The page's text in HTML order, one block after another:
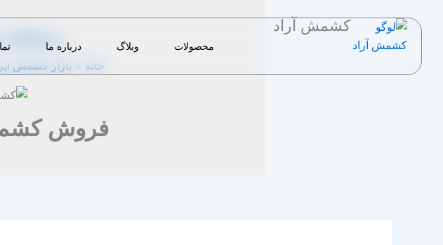
کشمش آراد
محصولات وبلاگ درباره ما
1399-09-16
خانه بازار کشمش
فروش